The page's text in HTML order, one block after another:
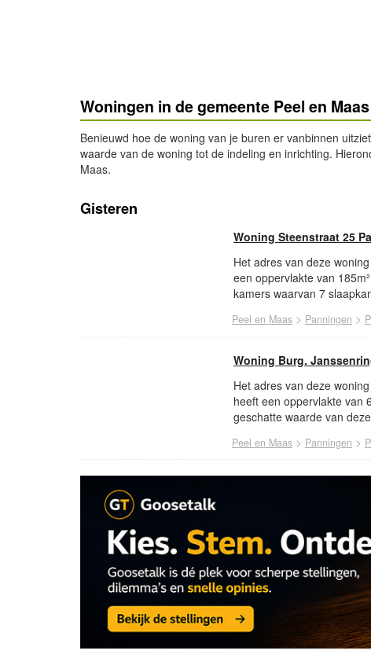
Woningen in de gemeente Peel en Maas
Benieuwd hoe de woning van je buren er vanbinnen
waarde van de woning tot de indeling en inrichting.
Maas.
Gisteren
Woning Steenstraat 25
Het adres van deze
een oppervlakte van
kamers waarvan 7
Peel en Maas > Panningen >
Woning Burg.
Het adres van deze
heeft een oppervlakte van
geschatte waarde van
Peel en Maas > Panningen >